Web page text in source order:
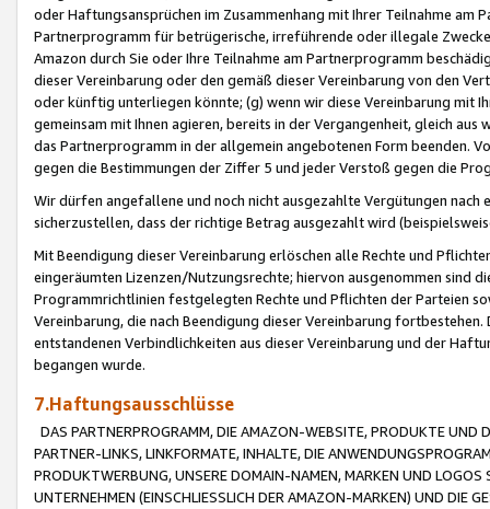
oder Haftungsansprüchen im Zusammenhang mit Ihrer Teilnahme am
Partnerprogramm für betrügerische, irreführende oder illegale
Amazon durch Sie oder Ihre Teilnahme am Partnerprogramm
dieser Vereinbarung oder den gemäß dieser Vereinbarung von den
oder künftig unterliegen könnte; (g) wenn wir diese Vereinbarung mit
gemeinsam mit Ihnen agieren, bereits in der Vergangenheit, gleich
das Partnerprogramm in der allgemein angebotenen Form beenden.
gegen die Bestimmungen der Ziffer 5 und jeder Verstoß gegen die
Wir dürfen angefallene und noch nicht ausgezahlte Vergütungen
sicherzustellen, dass der richtige Betrag ausgezahlt wird
Mit Beendigung dieser Vereinbarung erlöschen alle Rechte und
eingeräumten Lizenzen/Nutzungsrechte; hiervon ausgenommen sind
Programmrichtlinien festgelegten Rechte und Pflichten der Parteien
Vereinbarung, die nach Beendigung dieser Vereinbarung
entstandenen Verbindlichkeiten aus dieser Vereinbarung und der
begangen wurde.
7.Haftungsausschlüsse
DAS PARTNERPROGRAMM, DIE AMAZON-WEBSITE, PRODUKTE UND
PARTNER-LINKS, LINKFORMATE, INHALTE, DIE
PRODUKTWERBUNG, UNSERE DOMAIN-NAMEN, MARKEN UND
UNTERNEHMEN (EINSCHLIESSLICH DER AMAZON-MARKEN) UND DIE